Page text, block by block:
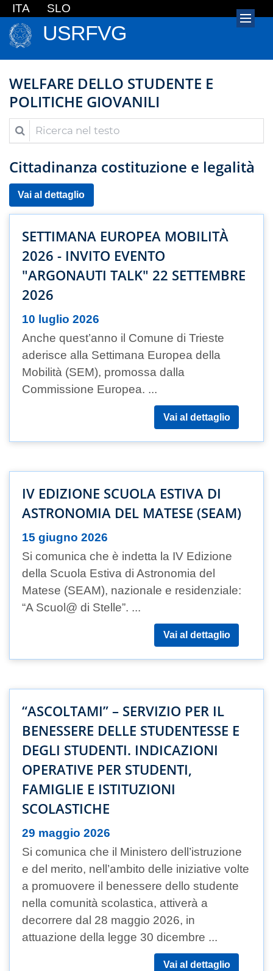
ITA SLO
USRFVG
WELFARE DELLO STUDENTE E
POLITICHE GIOVANILI
Ricerca nel testo
Cittadinanza costituzione e legalità
Vai al dettaglio
SETTIMANA EUROPEA MOBILITÀ
2026 - INVITO EVENTO
"ARGONAUTI TALK" 22 SETTEMBRE
2026
10 luglio 2026
Anche quest’anno il Comune di Trieste
aderisce alla Settimana Europea della
Mobilità (SEM), promossa dalla
Commissione Europea. ...
Vai al dettaglio
IV EDIZIONE SCUOLA ESTIVA DI
ASTRONOMIA DEL MATESE (SEAM)
15 giugno 2026
Si comunica che è indetta la IV Edizione
della Scuola Estiva di Astronomia del
Matese (SEAM), nazionale e residenziale:
“A Scuol@ di Stelle”. ...
Vai al dettaglio
“ASCOLTAMI” – SERVIZIO PER IL
BENESSERE DELLE STUDENTESSE E
DEGLI STUDENTI. INDICAZIONI
OPERATIVE PER STUDENTI,
FAMIGLIE E ISTITUZIONI
SCOLASTICHE
29 maggio 2026
Si comunica che il Ministero dell’istruzione
e del merito, nell’ambito delle iniziative volte
a promuovere il benessere dello studente
nella comunità scolastica, attiverà a
decorrere dal 28 maggio 2026, in
attuazione della legge 30 dicembre ...
Vai al dettaglio